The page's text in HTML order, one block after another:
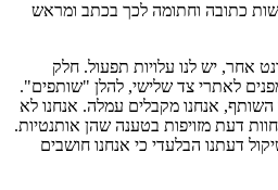
כתובה וחתומה לכך בכתב ומראש
אחר, יש לנו עלויות תפעול. חלק
לאתרי צד שלישי, להלן "שותפים".
אנחנו מקבלים עמלה. אנחנו לא
דעת מזויפות בטענה שהן אותנטיות.
דעתנו הבלעדי כי אנחנו חושבים